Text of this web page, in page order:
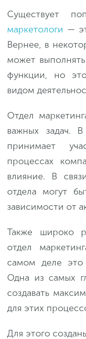
Существует
маркетологи —
Вернее, в
может
функции, но
видом
Отдел
важных задач.
принимает
процессах
влияние. В
отдела могут
зависимости от
Также широко
отдел
самом деле это
Одна из самых
создавать
для этих
Для этого